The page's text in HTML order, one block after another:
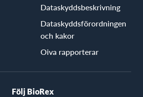
Dataskyddsbeskrivning
Dataskyddsförordningen
och kakor
Oiva rapporterar
Följ BioRex